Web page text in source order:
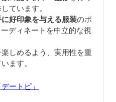
ています。
好印象を与える服装のポ
ディネートを中立的な視
しめるよう、実用性を重
ます。
ートピ」